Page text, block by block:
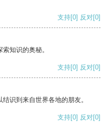
支持[0] 反对[0]
知识的奥秘。
支持[0] 反对[0]
识到来自世界各地的朋友。
支持[0] 反对[0]